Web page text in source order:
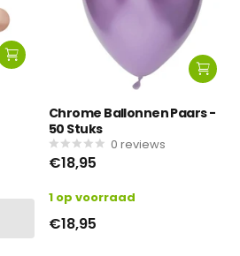
Chrome Ballonnen Paars -
50 Stuks
0 reviews
€18,95
1 op voorraad
€18,95